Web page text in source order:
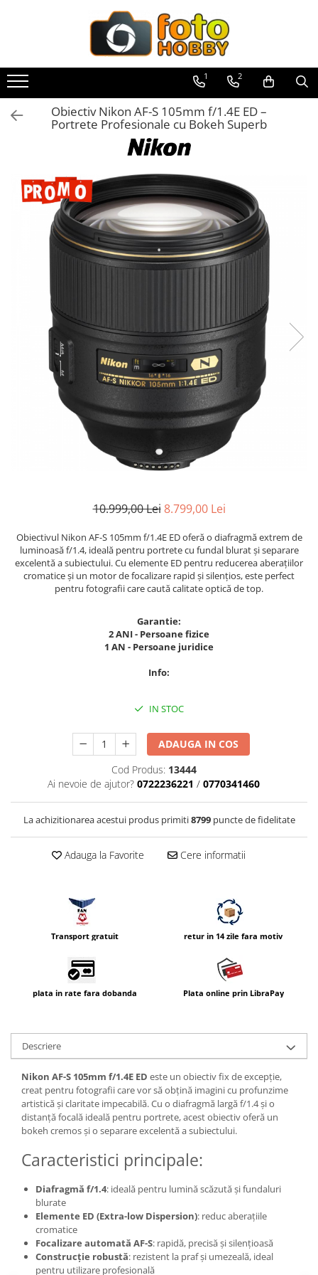
Aparate Foto
Aparate Foto Mirrorless
Aparate Foto DSLR
Aparate foto pe film
Cursuri foto
Obiective foto si accesorii
Obiective Mirorless
Huse si tocuri protectie obiective
Obiective Cinematice
Parasolare
Teleconvertoare
Adaptoare montura / baioneta
Capace obiectiv si camera
Filtre White Balance
Convertoare pe filet foto video
Inele reductii obiective
Curatare si intretinere
Cabluri si Patine Sincron
Alimentare auxiliara blitz
Bounce-uri, Softbox-uri
Ring-Flash Adaptor
Huse protectie blitz extern
Huse protectie filtre gel
Accesorii Aparate Digitale
Carduri memorie, Cititoare
Carduri memorie
Grip-uri
Telecomenzi
LCD protectie
Recordere audio digitale
Acumulatori si baterii
Acumulatori Foto
Acumulatori AA/AAA (R6/R3)) si
incarcatoare
Baterii
Incarcatoare acumulatori Foto-
Video
Huse protectie acumulatori foto
Tablete grafice
1 2
Obiectiv Nikon AF-S 105mm f/1.4E ED –
Portrete Profesionale cu Bokeh Superb
10.999,00 Lei 8.799,00 Lei
Obiectivul Nikon AF-S 105mm f/1.4E ED oferă o diafragmă extrem de
luminoasă f/1.4, ideală pentru portrete cu fundal blurat și separare
excelentă a subiectului. Cu elemente ED pentru reducerea aberațiilor
cromatice și un motor de focalizare rapid și silențios, este perfect
pentru fotografii care caută calitate optică de top.
Garantie:
2 ANI - Persoane fizice
1 AN - Persoane juridice
Info:
IN STOC
ADAUGA IN COS
Cod Produs: 13444
Ai nevoie de ajutor? 0722236221 / 0770341460
La achizitionarea acestui produs primiti8799puncte de fidelitate
Adauga la Favorite Cere informatii
Transport gratuit retur in 14 zile fara motiv
plata in rate fara dobanda Plata online prin LibraPay
Descriere
Nikon AF-S 105mm f/1.4E ED este un obiectiv fix de excepție,
creat pentru fotografii care vor să obțină imagini cu profunzime
artistică și claritate impecabilă. Cu o diafragmă largă f/1.4 și o
distanță focală ideală pentru portrete, acest obiectiv oferă un
bokeh cremos și o separare excelentă a subiectului.
Caracteristici principale:
Diafragmă f/1.4: ideală pentru lumină scăzută și fundaluri
blurate
Elemente ED (Extra-low Dispersion): reduc aberațiile
cromatice
Focalizare automată AF-S: rapidă, precisă și silențioasă
Construcție robustă: rezistent la praf și umezeală, ideal
pentru utilizare profesională